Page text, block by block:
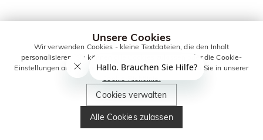
Unsere Cookies
Wir verwenden Cookies - kleine Textdateien, die den Inhalt
personalisieren. Sie können alle Cookies zulassen oder die Cookie-
Einstellungen anpassen. Weitere Informationen erhalten Sie in unserer
Cookie-Richtlinie.
Cookies verwalten
Alle Cookies zulassen